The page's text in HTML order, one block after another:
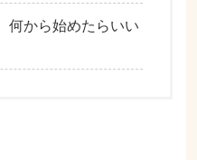
何から始めたらいい